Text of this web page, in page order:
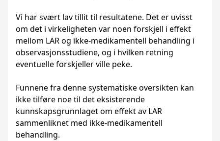
Vi har svært lav tillit til resultatene. Det er uvisst
om det i virkeligheten var noen forskjell i effekt
mellom LAR og ikke-medikamentell behandling i
observasjonsstudiene, og i hvilken retning
eventuelle forskjeller ville peke.
Funnene fra denne systematiske oversikten kan
ikke tilføre noe til det eksisterende
kunnskapsgrunnlaget om effekt av LAR
sammenliknet med ikke-medikamentell
behandling.